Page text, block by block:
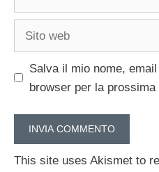
Sito
Salva il mio nome,
browser per la
This site uses Akismet to